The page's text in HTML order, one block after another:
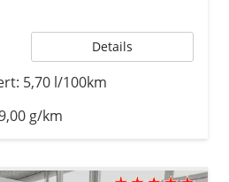
Details
5,70 l/100km
g/km